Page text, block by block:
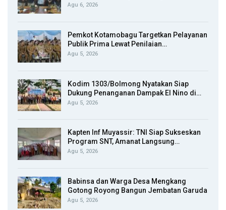
Agu 6, 2026
Pemkot Kotamobagu Targetkan Pelayanan
Publik Prima Lewat Penilaian…
Agu 5, 2026
Kodim 1303/Bolmong Nyatakan Siap
Dukung Penanganan Dampak El Nino di…
Agu 5, 2026
Kapten Inf Muyassir: TNI Siap Sukseskan
Program SNT, Amanat Langsung…
Agu 5, 2026
Babinsa dan Warga Desa Mengkang
Gotong Royong Bangun Jembatan Garuda
Agu 5, 2026